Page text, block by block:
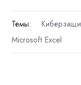
Темы:
Microsoft Excel